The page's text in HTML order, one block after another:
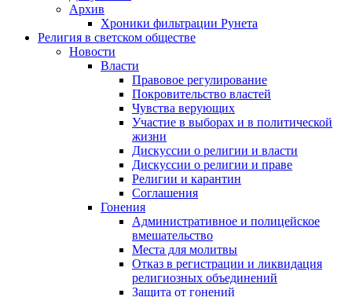
Архив
Хроники фильтрации Рунета
Религия в светском обществе
Новости
Власти
Правовое регулирование
Покровительство властей
Чувства верующих
Участие в выборах и в политической
жизни
Дискуссии о религии и власти
Дискуссии о религии и праве
Религии и карантин
Соглашения
Гонения
Административное и полицейское
вмешательство
Места для молитвы
Отказ в регистрации и ликвидация
религиозных объединений
Защита от гонений